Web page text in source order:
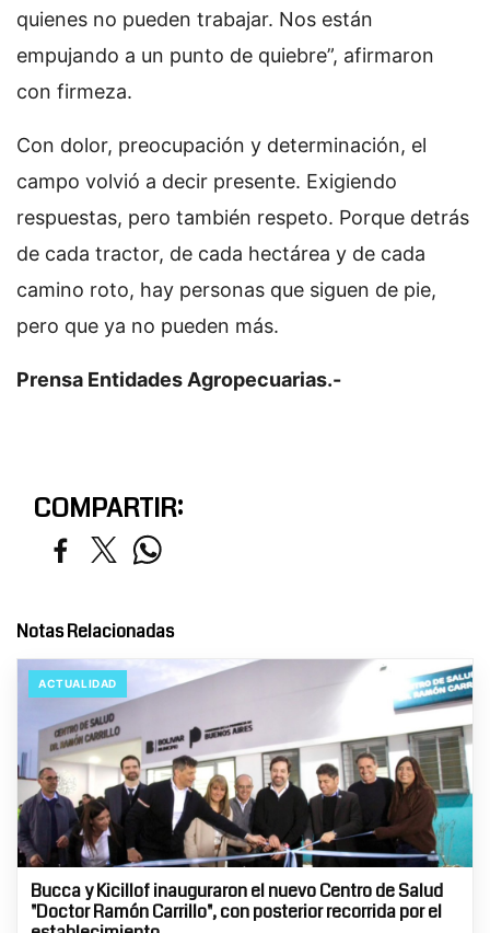
quienes no pueden trabajar. Nos están
empujando a un punto de quiebre”, afirmaron
con firmeza.
Con dolor, preocupación y determinación, el
campo volvió a decir presente. Exigiendo
respuestas, pero también respeto. Porque detrás
de cada tractor, de cada hectárea y de cada
camino roto, hay personas que siguen de pie,
pero que ya no pueden más.
Prensa Entidades Agropecuarias.-
COMPARTIR:
Notas Relacionadas
ACTUALIDAD
Bucca y Kicillof inauguraron el nuevo Centro de Salud
"Doctor Ramón Carrillo", con posterior recorrida por el